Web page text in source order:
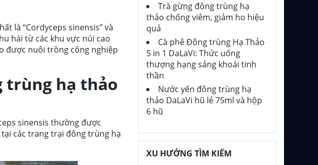
là “Cordyceps sinensis” và
hái từ các khu vực núi cao
được nuôi trồng công nghiệp
trùng hạ thảo
sinensis thường được
các trang trại đông trùng hạ
Trà gừng đông trùng hạ
thảo chống viêm, giảm ho hiệu
quả
Cà phê Đông trùng Hạ Thảo
5 in 1 DaLaVi: Thức uống
thượng hạng sảng khoái tinh
thần
Nước yến đông trùng hạ
thảo DaLaVi hũ lẻ 75ml và hộp
6 hũ
XU HƯỚNG TÌM KIẾM